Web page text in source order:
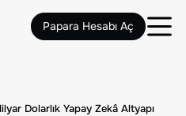
Papara Hesabı Aç
Dolarlık Yapay Zekâ Altyapı